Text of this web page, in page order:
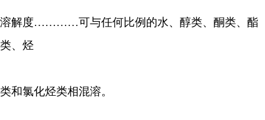
溶解度…………可与任何比例的水、醇类、酮类、酯
类、烃
类和氯化烃类相混溶。